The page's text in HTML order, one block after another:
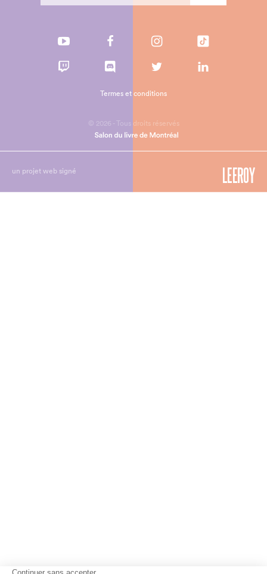
© 2026 - Tous droits réservés
Termes et conditions
un projet web signé